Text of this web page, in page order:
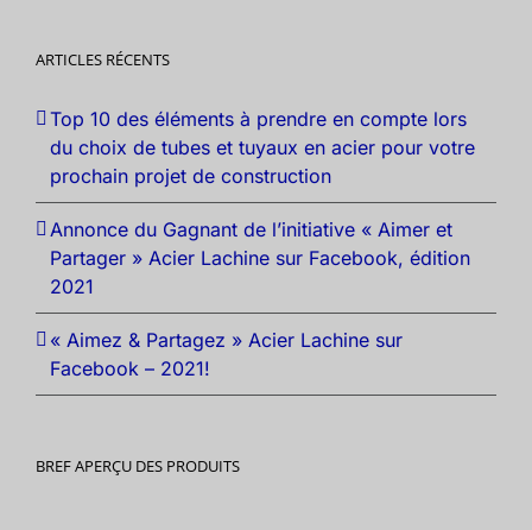
ARTICLES RÉCENTS
Top 10 des éléments à prendre en compte lors
du choix de tubes et tuyaux en acier pour votre
prochain projet de construction
Annonce du Gagnant de l’initiative « Aimer et
Partager » Acier Lachine sur Facebook, édition
2021
« Aimez & Partagez » Acier Lachine sur
Facebook – 2021!
BREF APERÇU DES PRODUITS